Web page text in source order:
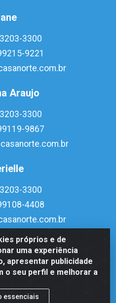
próprios e de
uma experiência
apresentar publicidade
o seu perfil e melhorar a
essenciais
3300
9221
Araujo
3300
9867
3300
4408
Mário Câmara, 1815 -
- CEP 59054-600 - CNPJ
0001-51